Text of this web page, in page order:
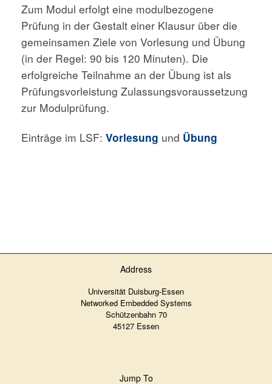
Zum Modul erfolgt eine modulbezogene
Prüfung in der Gestalt einer Klausur über die
gemeinsamen Ziele von Vorlesung und Übung
(in der Regel: 90 bis 120 Minuten). Die
erfolgreiche Teilnahme an der Übung ist als
Prüfungsvorleistung Zulassungsvoraussetzung
zur Modulprüfung.
Einträge im LSF: Vorlesung und Übung
Address
Universität Duisburg-Essen
Networked Embedded Systems
Schützenbahn 70
45127 Essen
Jump To